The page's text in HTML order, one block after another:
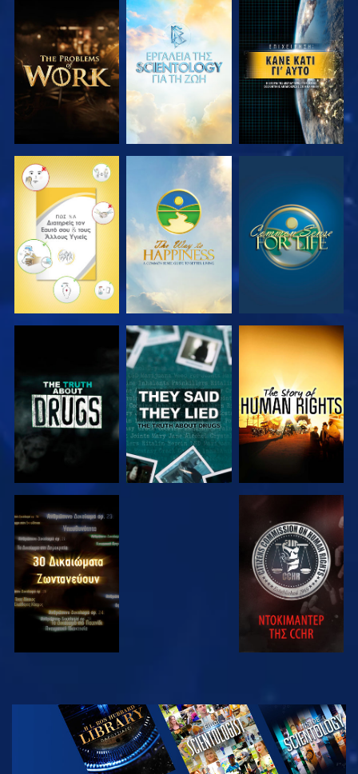
ΕΞΕΡΕΥΝΗΣΤΕ
ΤΗ ΣΕΙΡΑ
ΕΞΕΡΕΥΝΗΣΤΕ
ΤΗ ΣΕΙΡΑ
ΠΑΡΑΚΟΛΟΥΘΗΣΤΕ
ΠΑΡΑΚΟΛΟΥΘΗΣΤΕ ΠΑΡΑΚΟΛΟΥΘΗΣΤΕ ΠΑΡΑΚΟΛΟΥΘΗΣΤΕ
ΠΑΡΑΚΟΛΟΥΘΗΣΤΕ ΠΑΡΑΚΟΛΟΥΘΗΣΤΕ ΠΑΡΑΚΟΛΟΥΘΗΣΤΕ
ΠΑΡΑΚΟΛΟΥΘΗΣΤΕ ΠΑΡΑΚΟΛΟΥΘΗΣΤΕ
ΠΑΡΑΚΟΛΟΥΘΗΣΤΕ
ΕΞΕΡΕΥΝΗΣΤΕ
ΤΗ ΣΕΙΡΑ